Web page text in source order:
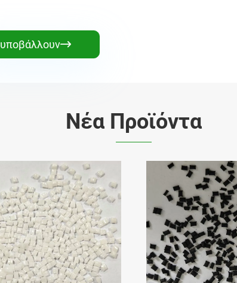
υποβάλλουν
Νέα Προϊόντα